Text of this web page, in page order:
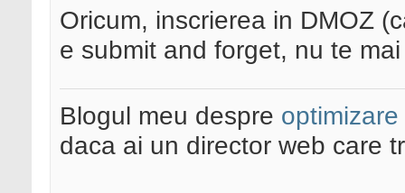
Oricum, inscrierea in DMOZ
e submit and forget, nu te
Blogul meu despre optimizare
daca ai un director web care